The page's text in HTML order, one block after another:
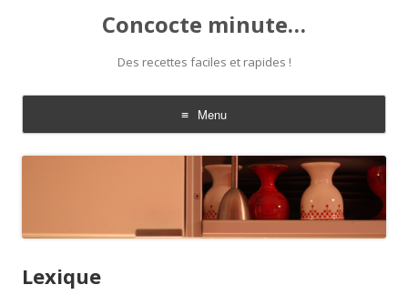
Concocte minute…
Des recettes faciles et rapides !
Menu
Aller
au
Lexique